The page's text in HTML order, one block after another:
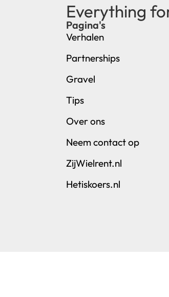
Everything
Pagina's
Verhalen
Partnerships
Gravel
Tips
Over ons
Neem contact op
ZijWielrent.nl
Hetiskoers.nl